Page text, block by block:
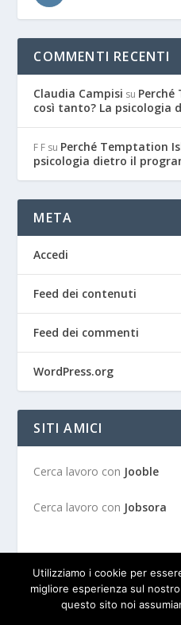
COMMENTI RECENTI
Claudia Campisi su
così tanto? La psicologia
F F su Perché Temptation
psicologia dietro il
META
Accedi
Feed dei contenuti
Feed dei commenti
WordPress.org
SITI AMICI
Cerca lavoro con Jooble
Cerca lavoro con Jobsora
Utilizziamo i cookie per
migliore esperienza sul
questo sito noi